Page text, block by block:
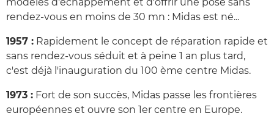
rendez-vous en moins de 30 mn : Midas est né...
1957 : Rapidement le concept de réparation rapide et
sans rendez-vous séduit et à peine 1 an plus tard,
c'est déjà l'inauguration du 100 ème centre Midas.
1973 : Fort de son succès, Midas passe les frontières
européennes et ouvre son 1er centre en Europe.